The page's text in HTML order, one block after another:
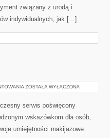
związany z urodą i
indywidualnych, jak […]
MODA
ZOSTAŁA WYŁĄCZONA
serwis poświęcony
wskazówkom dla osób,
umiejętności makijażowe.